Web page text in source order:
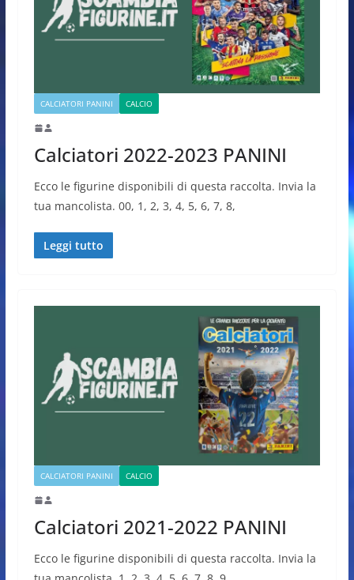
CALCIATORI PANINI CALCIO
Calciatori 2022-2023 PANINI
Ecco le figurine disponibili di questa raccolta. Invia la
tua mancolista. 00, 1, 2, 3, 4, 5, 6, 7, 8,
Leggi tutto
CALCIATORI PANINI CALCIO
Calciatori 2021-2022 PANINI
Ecco le figurine disponibili di questa raccolta. Invia la